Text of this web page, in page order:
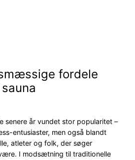
fordele
senere år vundet stor popularitet –
entusiaster, men også blandt
atleter og folk, der søger
I modsætning til traditionelle